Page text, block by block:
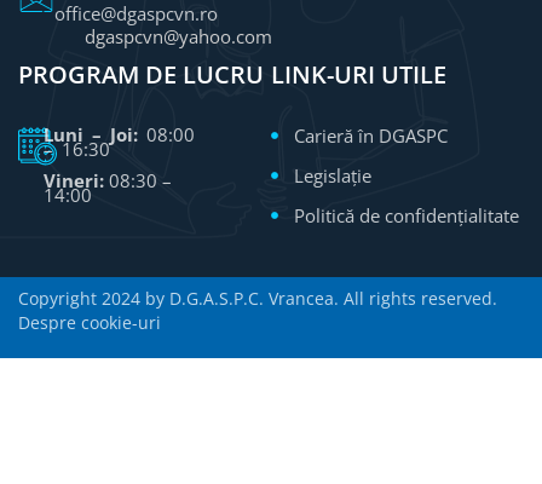
office@dgaspcvn.ro
dgaspcvn@yahoo.com
PROGRAM DE LUCRU
Luni – Joi: 08:00
– 16:30
Vineri: 08:30 –
14:00
LINK-URI UTILE
Carieră în DGASPC
Legislație
Politică de confidențialitate
Copyright 2024 by D.G.A.S.P.C. Vrancea. All rights reserved.
Despre cookie-uri